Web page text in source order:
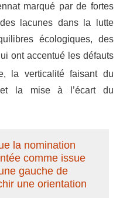
marqué par de fortes
lacunes dans la lutte
écologiques, des
ont accentué les défauts
la verticalité faisant du
la mise à l’écart du
la nomination
comme issue
gauche de
une orientation